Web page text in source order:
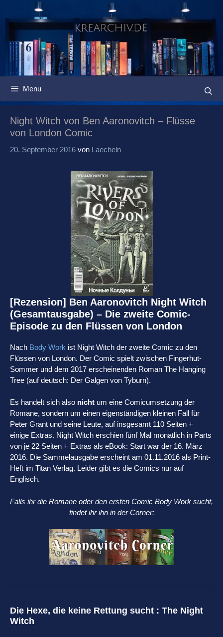
Menu
Night Witch von Ben Aaronovitch – Flüsse
von London Comic
20. September 2016 von Laecheln
[Rezension] Ben Aaronovitch Night Witch
(Gesamtausgabe) – Die zweite Comic-
Episode zu den Flüssen von London
Nach Body Work ist Night Witch der zweite Comic zu den
Flüssen von London. Der Comic spielt zwischen Fingerhut-
Sommer und dem 2017 erscheinenden Roman The Hanging
Tree (auf deutsch: Der Galgen von Tyburn).
Es handelt sich also nicht um eine Comicumsetzung der
Romane, sondern um einen eigenständigen kleinen Fall für
Peter Grant und seine Leute, auf insgesamt 110 Seiten +
einige Extras. Night Witch erschien fünf Mal monatlich in Parts
von je 22 Seiten + Extras als eBook: Start war der 16. März
2016. Die Sammelausgabe erscheint am 01.11.2016 als Print-
Heft im Titan Verlag. Leider gibt es die Comics nur auf
Englisch.
Falls ihr die Romane oder den ersten Comic Body Work sucht,
findet ihr ihn in der Corner:
Die Hexe, die keine Rettung sucht : The Night
Witch